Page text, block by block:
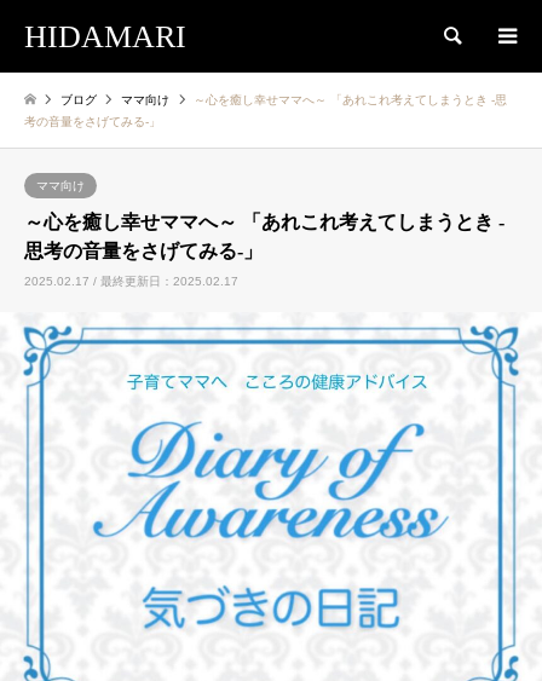
HIDAMARI 検索
ブログ ママ向け
～心を癒し幸せママへ～ 「あれこれ考えてしまうとき -思
考の音量をさげてみる-」
ママ向け
～心を癒し幸せママへ～ 「あれこれ考えてしまうとき -
思考の音量をさげてみる-」
2025.02.17 / 最終更新日：2025.02.17